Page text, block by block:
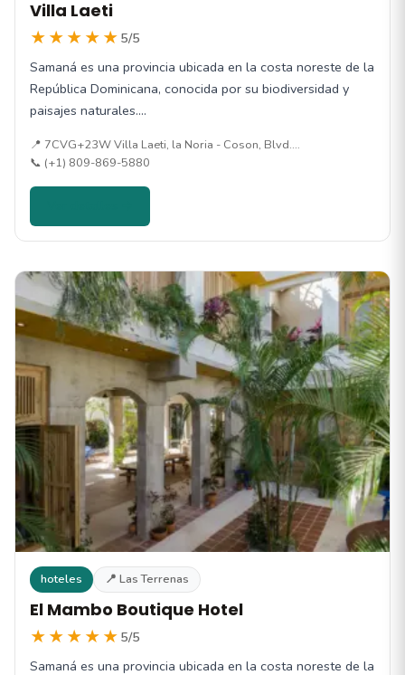
Villa Laeti
★★★★★ 5/5
Samaná es una provincia ubicada en la costa noreste de la
República Dominicana, conocida por su biodiversidad y
paisajes naturales.…
📍 7CVG+23W Villa Laeti, la Noria - Coson, Blvd.…
📞 (+1) 809-869-5880
hoteles 📍 Las Terrenas
El Mambo Boutique Hotel
★★★★★ 5/5
Samaná es una provincia ubicada en la costa noreste de la